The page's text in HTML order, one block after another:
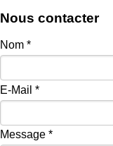
Nous contacter
Nom *
E-Mail *
Message *